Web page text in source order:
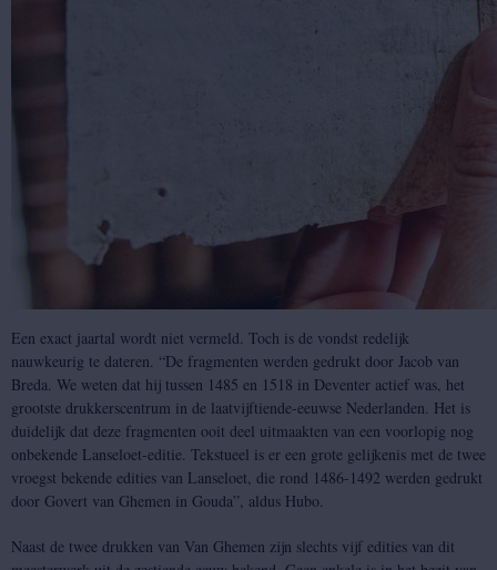
Een exact jaartal wordt niet vermeld. Toch is de vondst redelijk
nauwkeurig te dateren. “De fragmenten werden gedrukt door Jacob van
Breda. We weten dat hij tussen 1485 en 1518 in Deventer actief was, het
grootste drukkerscentrum in de laatvijftiende-eeuwse Nederlanden. Het is
duidelijk dat deze fragmenten ooit deel uitmaakten van een voorlopig nog
onbekende Lanseloet-editie. Tekstueel is er een grote gelijkenis met de twee
vroegst bekende edities van Lanseloet, die rond 1486-1492 werden gedrukt
door Govert van Ghemen in Gouda”, aldus Hubo.
Naast de twee drukken van Van Ghemen zijn slechts vijf edities van dit